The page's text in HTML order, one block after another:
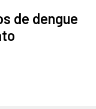
de dengue